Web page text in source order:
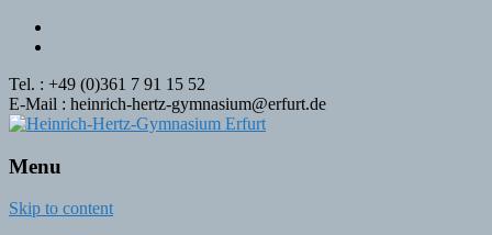
Tel. : +49 (0)361 7 91 15 52
E-Mail : heinrich-hertz-gymnasium@erfurt.de
Menu
Skip to content